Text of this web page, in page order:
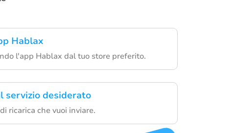
Hablax
l'app Hablax dal tuo store preferito.
servizio desiderato
ricarica che vuoi inviare.